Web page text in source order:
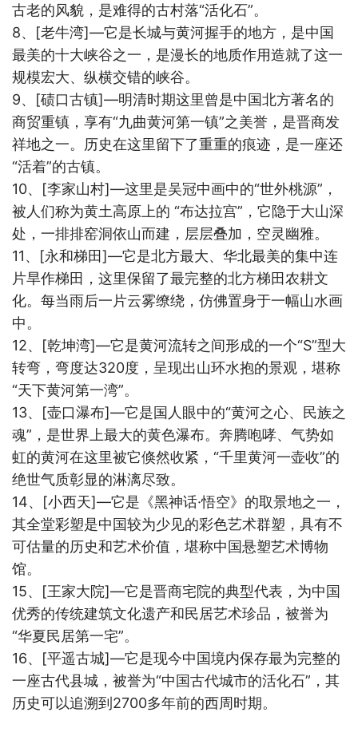
古老的风貌，是难得的古村落“活化石”。
8、 [老牛湾]—它是长城与黄河握手的地方，是中国
最美的十大峡谷之一，是漫长的地质作用造就了这一
规模宏大、纵横交错的峡谷。
9、 [碛口古镇]—明清时期这里曾是中国北方著名的
商贸重镇，享有“九曲黄河第一镇”之美誉，是晋商发
祥地之一。历史在这里留下了重重的痕迹，是一座还
“活着”的古镇。
10、 [李家山村]—这里是吴冠中画中的“世外桃源”，
被人们称为黄土高原上的 “布达拉宫”，它隐于大山深
处，一排排窑洞依山而建，层层叠加，空灵幽雅。
11、 [永和梯田]—它是北方最大、华北最美的集中连
片旱作梯田，这里保留了最完整的北方梯田农耕文
化。每当雨后一片云雾缭绕，仿佛置身于一幅山水画
中。
12、 [乾坤湾]—它是黄河流转之间形成的一个“S”型大
转弯，弯度达320度，呈现出山环水抱的景观，堪称
“天下黄河第一湾”。
13、 [壶口瀑布]—它是国人眼中的“黄河之心、民族之
魂”，是世界上最大的黄色瀑布。奔腾咆哮、气势如
虹的黄河在这里被它倏然收紧，“千里黄河一壶收”的
绝世气质彰显的淋漓尽致。
14、 [小西天]—它是《黑神话·悟空》的取景地之一，
其全堂彩塑是中国较为少见的彩色艺术群塑，具有不
可估量的历史和艺术价值，堪称中国悬塑艺术博物
馆。
15、 [王家大院]—它是晋商宅院的典型代表，为中国
优秀的传统建筑文化遗产和民居艺术珍品，被誉为
“华夏民居第一宅”。
16、 [平遥古城]—它是现今中国境内保存最为完整的
一座古代县城，被誉为“中国古代城市的活化石”，其
历史可以追溯到2700多年前的西周时期。